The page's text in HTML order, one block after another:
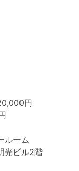
円
ルーム
光ビル2階